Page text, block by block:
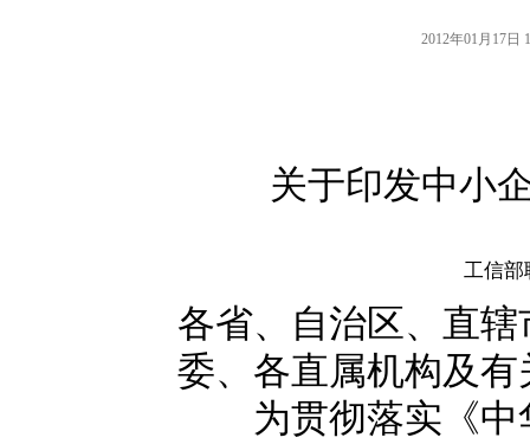
2012年01月17日
关于印发中小
工信部
各省、自治区、直
委、各直属机构及有
为贯彻落实《中